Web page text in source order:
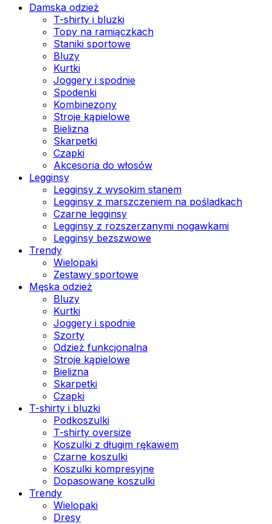
Damska odzież
T-shirty i bluzki
Topy na ramiączkach
Staniki sportowe
Bluzy
Kurtki
Joggery i spodnie
Spodenki
Kombinezony
Stroje kąpielowe
Bielizna
Skarpetki
Czapki
Akcesoria do włosów
Legginsy
Legginsy z wysokim stanem
Legginsy z marszczeniem na pośladkach
Czarne legginsy
Legginsy z rozszerzanymi nogawkami
Legginsy bezszwowe
Trendy
Wielopaki
Zestawy sportowe
Męska odzież
Bluzy
Kurtki
Joggery i spodnie
Szorty
Odzież funkcjonalna
Stroje kąpielowe
Bielizna
Skarpetki
Czapki
T-shirty i bluzki
Podkoszulki
T-shirty oversize
Koszulki z długim rękawem
Czarne koszulki
Koszulki kompresyjne
Dopasowane koszulki
Trendy
Wielopaki
Dresy